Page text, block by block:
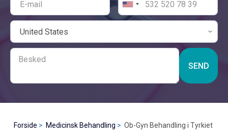
SEND
Forside Medicinsk Behandling Ob-Gyn Behandling i Tyrkiet